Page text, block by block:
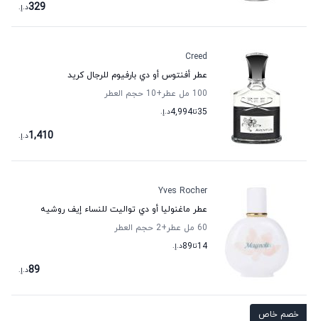
329د.إ.
Creed
عطر أفنتوس أو دي بارفيوم للرجال كريد
100 مل عطر
+10
حجم العطر
35تا4,994د.إ.
1,410د.إ.
Yves Rocher
عطر ماغنوليا أو دي تواليت للنساء إيف روشيه
60 مل عطر
+2
حجم العطر
14تا89د.إ.
89د.إ.
خصم خاص